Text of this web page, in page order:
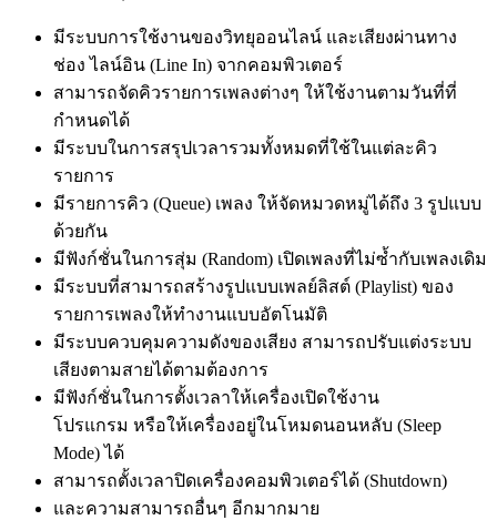
มีระบบการใช้งานของวิทยุออนไลน์ และเสียงผ่านทาง
ช่อง ไลน์อิน (Line In) จากคอมพิวเตอร์
สามารถจัดคิวรายการเพลงต่างๆ ให้ใช้งานตามวันที่ที่
กำหนดได้
มีระบบในการสรุปเวลารวมทั้งหมดที่ใช้ในแต่ละคิว
รายการ
มีรายการคิว (Queue) เพลง ให้จัดหมวดหมู่ได้ถึง 3 รูปแบบ
ด้วยกัน
มีฟังก์ชั่นในการสุ่ม (Random) เปิดเพลงที่ไม่ซ้ำกับเพลงเดิม
มีระบบที่สามารถสร้างรูปแบบเพลย์ลิสต์ (Playlist) ของ
รายการเพลงให้ทำงานแบบอัตโนมัติ
มีระบบควบคุมความดังของเสียง สามารถปรับแต่งระบบ
เสียงตามสายได้ตามต้องการ
มีฟังก์ชั่นในการตั้งเวลาให้เครื่องเปิดใช้งาน
โปรแกรม หรือให้เครื่องอยู่ในโหมดนอนหลับ (Sleep
Mode) ได้
สามารถตั้งเวลาปิดเครื่องคอมพิวเตอร์ได้ (Shutdown)
และความสามารถอื่นๆ อีกมากมาย